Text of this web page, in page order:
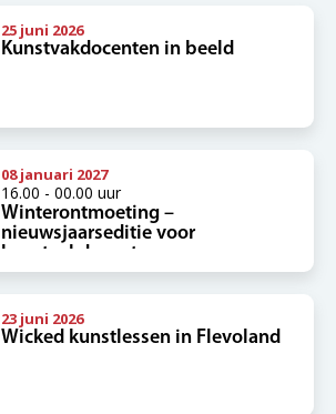
25 juni 2026
Kunstvakdocenten in beeld
08 januari 2027
16.00 - 00.00 uur
Winterontmoeting –
nieuwsjaarseditie voor
kunstvakdocenten
23 juni 2026
Wicked kunstlessen in Flevoland